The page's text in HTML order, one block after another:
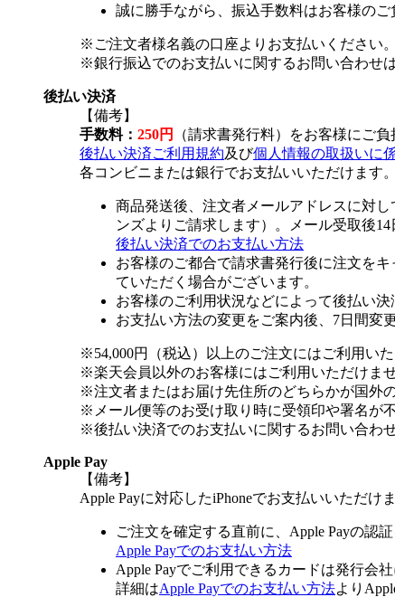
誠に勝手ながら、振込手数料はお客様のご
※ご注文者様名義の口座よりお支払いください
※銀行振込でのお支払いに関するお問い合わせ
後払い決済
【備考】
手数料： 250円
（請求書発行料）をお客様にご負
後払い決済ご利用規約及び個人情報の取扱いに
各コンビニまたは銀行でお支払いいただけます。
商品発送後、注文者メールアドレスに対
ンズよりご請求します）。メール受取後14
後払い決済でのお支払い方法
お客様のご都合で請求書発行後に注文を
ていただく場合がございます。
お客様のご利用状況などによって後払い
お支払い方法の変更をご案内後、7日間変
※54,000円（税込）以上のご注文にはご利用いた
※楽天会員以外のお客様にはご利用いただけませ
※注文者またはお届け先住所のどちらかが国外
※メール便等のお受け取り時に受領印や署名が
※後払い決済でのお支払いに関するお問い合わ
Apple Pay
【備考】
Apple Payに対応したiPhoneでお支払いいただけま
ご注文を確定する直前に、Apple Payの認
Apple Payでのお支払い方法
Apple Payでご利用できるカードは発行会
詳細はApple Payでのお支払い方法より